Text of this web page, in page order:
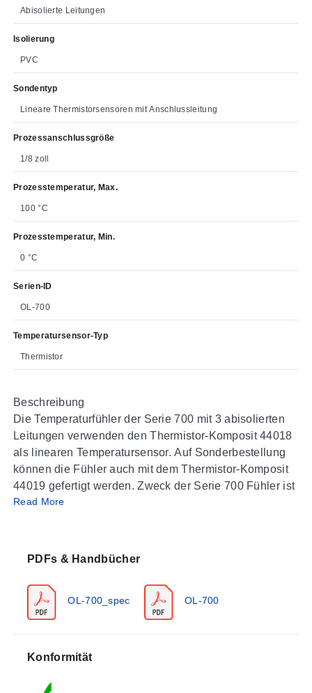
Abisolierte Leitungen
Isolierung
PVC
Sondentyp
Lineare Thermistorsensoren mit Anschlussleitung
Prozessanschlussgröße
1/8 zoll
Prozesstemperatur, Max.
100 °C
Prozesstemperatur, Min.
0 °C
Serien-ID
OL-700
Temperatursensor-Typ
Thermistor
Beschreibung
Die Temperaturfühler der Serie 700 mit 3 abisolierten
Leitungen verwenden den Thermistor-Komposit 44018
als linearen Temperatursensor. Auf Sonderbestellung
können die Fühler auch mit dem Thermistor-Komposit
44019 gefertigt werden. Zweck der Serie 700 Fühler ist
es, eine komplette Fühlerbaugruppe für Schaltungen
Read More
PDFs & Handbücher
OL-700_spec OL-700
Konformität